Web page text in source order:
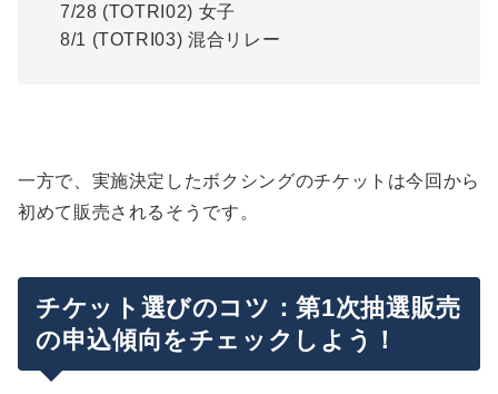
7/28 (TOTRI02) 女子
8/1 (TOTRI03) 混合リレー
一方で、実施決定したボクシングのチケットは今回から
初めて販売されるそうです。
チケット選びのコツ：第1次抽選販売
の申込傾向をチェックしよう！